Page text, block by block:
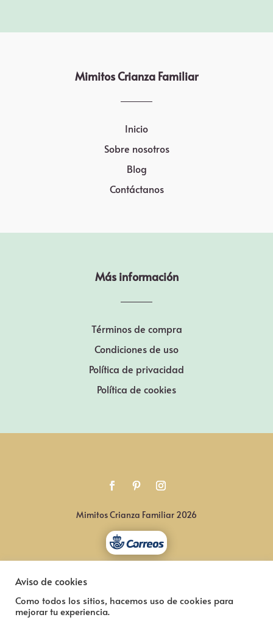
Mimitos Crianza Familiar
Inicio
Sobre nosotros
Blog
Contáctanos
Más información
Términos de compra
Condiciones de uso
Política de privacidad
Política de cookies
Mimitos Crianza Familiar 2026
Aviso de cookies
Como todos los sitios, hacemos uso de cookies para
mejorar tu experiencia.